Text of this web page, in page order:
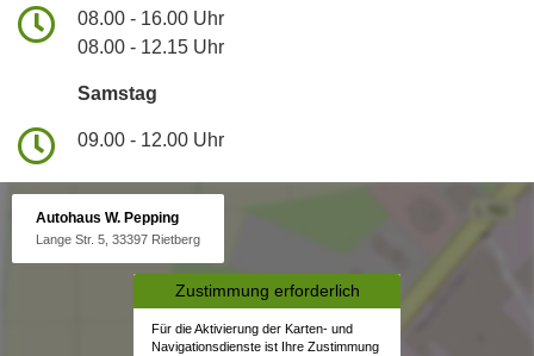
08.00 - 16.00 Uhr
08.00 - 12.15 Uhr
Samstag
09.00 - 12.00 Uhr
Autohaus W. Pepping
Lange Str. 5, 33397 Rietberg
Zustimmung erforderlich
Für die Aktivierung der Karten- und
Navigationsdienste ist Ihre Zustimmung